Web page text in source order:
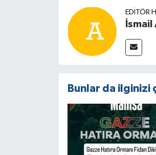
EDITÖR
İsmail
Bunlar da ilginizi